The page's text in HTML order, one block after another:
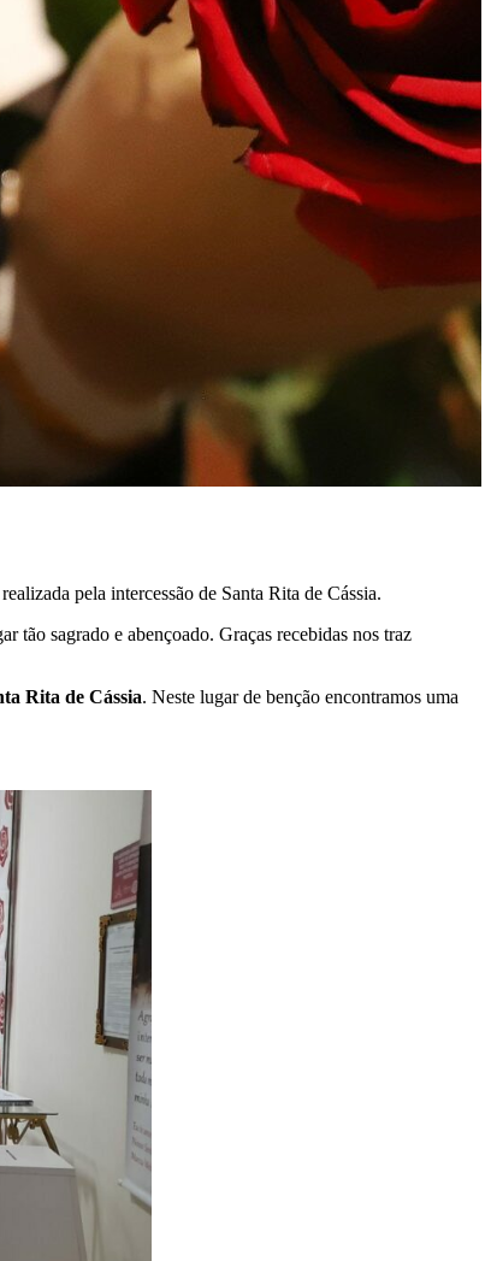
pela intercessão de Santa Rita de Cássia.
tão sagrado e abençoado. Graças recebidas nos traz
Rita de Cássia. Neste lugar de benção encontramos uma